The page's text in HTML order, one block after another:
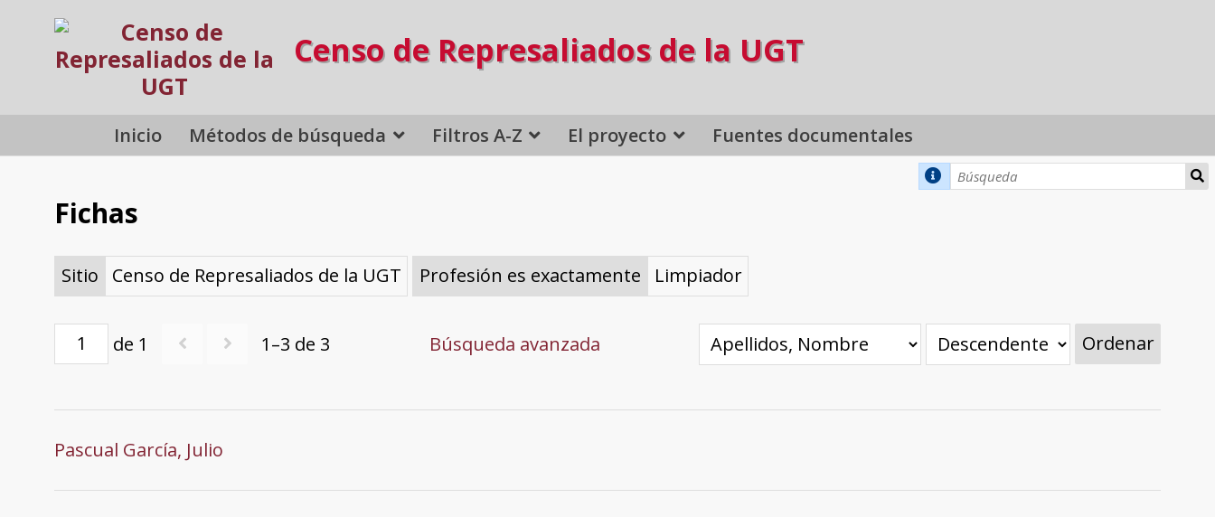
Censo de Represaliados de la UGT
Inicio Métodos de búsqueda Filtros A-Z El proyecto Fuentes documentales
Fichas
Sitio Censo de Represaliados de la UGT Profesión es exactamente Limpiador
de 1 1–3 de 3 Búsqueda avanzada Ordenar
Pascual García, Julio